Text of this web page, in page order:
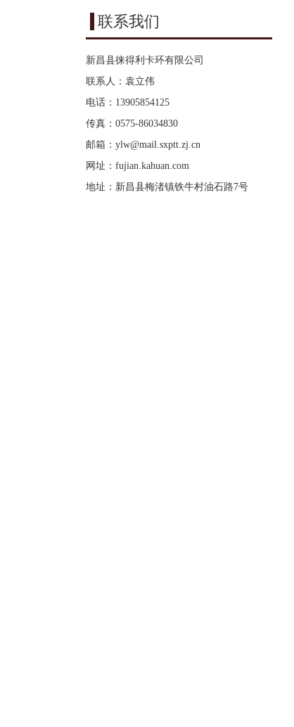
联系我们
新昌县徕得利卡环有限公司
联系人：袁立伟
电话：13905854125
传真：0575-86034830
邮箱： ylw@mail.sxptt.zj.cn
网址： fujian.kahuan.com
地址：新昌县梅渚镇铁牛村油石路7号